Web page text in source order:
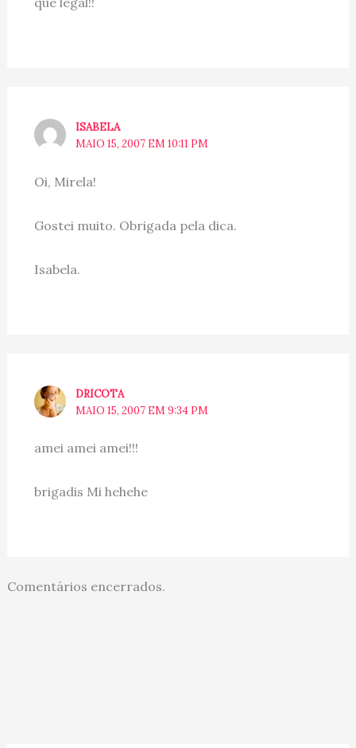
ISABELA
MAIO 15, 2007 EM 10:11 PM
Oi, Mirela!
Gostei muito. Obrigada pela dica.
Isabela.
DRICOTA
MAIO 15, 2007 EM 9:34 PM
amei amei amei!!!
brigadis Mi hehehe
Comentários encerrados.